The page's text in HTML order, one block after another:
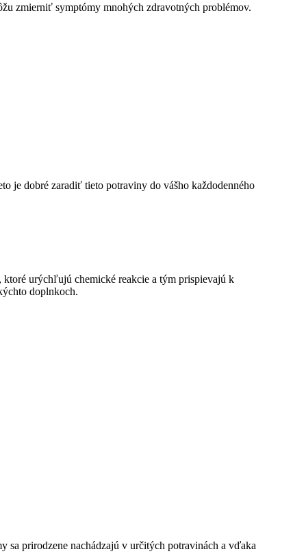
zmierniť symptómy mnohých zdravotných problémov.
je dobré zaradiť tieto potraviny do vášho každodenného
urýchľujú chemické reakcie a tým prispievajú k
doplnkoch.
prirodzene nachádzajú v určitých potravinách a vďaka